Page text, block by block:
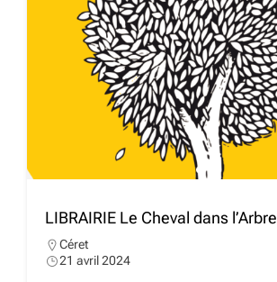
LIBRAIRIE Le Cheval dans l’Arbre
Céret
21 avril 2024